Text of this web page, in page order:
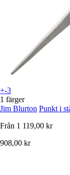
+-3
1 färger
Jim Blurton Punkt i
Från 1 119,00 kr
908,00 kr